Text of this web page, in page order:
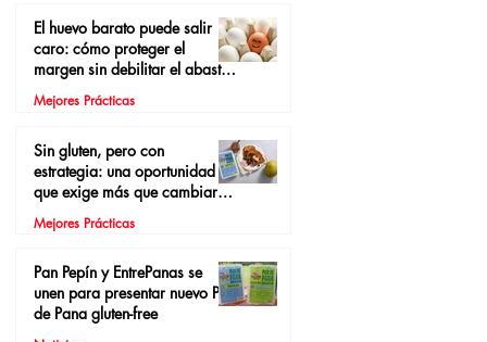
El huevo barato puede salir
caro: cómo proteger el
margen sin debilitar el abasto
local
Mejores Prácticas
Sin gluten, pero con
estrategia: una oportunidad
que exige más que cambiar el
pan
Mejores Prácticas
Pan Pepín y EntrePanas se
unen para presentar nuevo Pan
de Pana gluten-free